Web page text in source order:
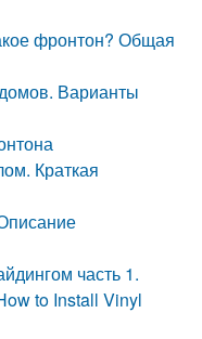
фронтон? Общая
Варианты
Краткая
часть 1.
to Install Vinyl